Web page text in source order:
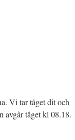
Vi tar tåget dit och
avgår tåget kl 08.18.